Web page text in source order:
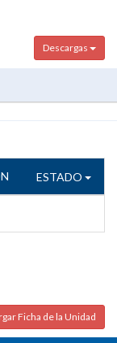
Descargas
ESTADO
Ficha de la Unidad